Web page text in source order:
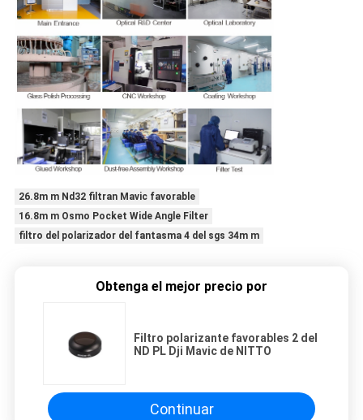
26.8m m Nd32 filtran Mavic favorable
16.8m m Osmo Pocket Wide Angle Filter
filtro del polarizador del fantasma 4 del sgs 34m m
Obtenga el mejor precio por
Filtro polarizante favorables 2 del
ND PL Dji Mavic de NITTO
Continuar